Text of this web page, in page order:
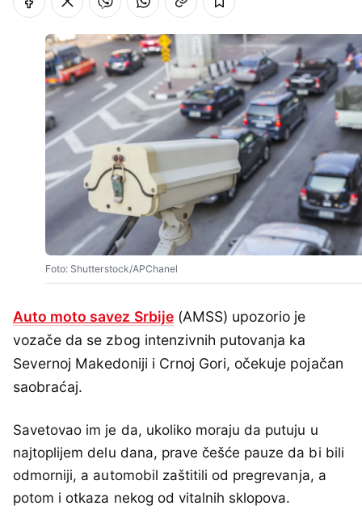
Foto: Shutterstock/APChanel
Auto moto savez Srbije(AMSS) upozorio je
vozače da se zbog intenzivnih putovanja ka
Severnoj Makedoniji i Crnoj Gori, očekuje pojačan
saobraćaj.
Savetovao im je da, ukoliko moraju da putuju u
najtoplijem delu dana, prave češće pauze da bi bili
odmorniji, a automobil zaštitili od pregrevanja, a
potom i otkaza nekog od vitalnih sklopova.